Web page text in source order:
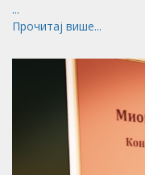
...
Прочитај више...